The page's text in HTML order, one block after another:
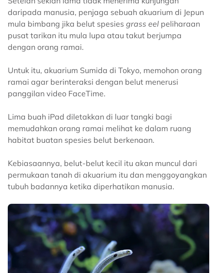
daripada manusia, penjaga sebuah akuarium di Jepun
mula bimbang jika belut spesies grass eel peliharaan
pusat tarikan itu mula lupa atau takut berjumpa
dengan orang ramai.
Untuk itu, akuarium Sumida di Tokyo, memohon orang
ramai agar berinteraksi dengan belut menerusi
panggilan video FaceTime.
Lima buah iPad diletakkan di luar tangki bagi
memudahkan orang ramai melihat ke dalam ruang
habitat buatan spesies belut berkenaan.
Kebiasaannya, belut-belut kecil itu akan muncul dari
permukaan tanah di akuarium itu dan menggoyangkan
tubuh badannya ketika diperhatikan manusia.